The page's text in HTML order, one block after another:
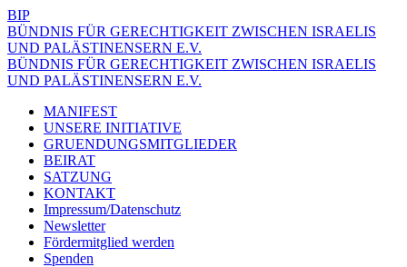
BIP
BÜNDNIS FÜR GERECHTIGKEIT ZWISCHEN ISRAELIS
UND PALÄSTINENSERN E.V.
BÜNDNIS FÜR GERECHTIGKEIT ZWISCHEN ISRAELIS
UND PALÄSTINENSERN E.V.
MANIFEST
UNSERE INITIATIVE
GRUENDUNGSMITGLIEDER
BEIRAT
SATZUNG
KONTAKT
Impressum/Datenschutz
Newsletter
Fördermitglied werden
Spenden